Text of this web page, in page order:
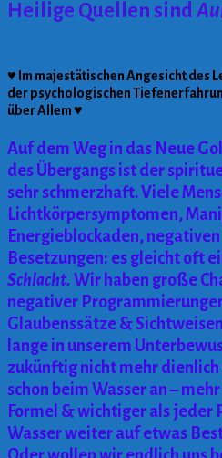
Heilige Quellen sind
♥ Im majestätischen Angesicht des
der psychologischen
über Allem ♥
Auf dem Weg in das Neue
des Übergangs ist der
sehr schmerzhaft. Viele
Lichtkörpersymptomen,
Energieblockaden,
Besetzungen: es gleicht oft
Schlacht. Wir haben große
negativer
Glaubenssätze &
lange in unserem
zukünftig nicht mehr
schon beim Wasser an –
Formel & wichtiger als jeder
Wasser weiter auf etwas